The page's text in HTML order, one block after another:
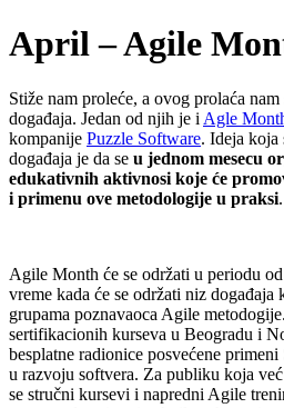
April – Agile
Stiže nam proleće, a ovog prolaća
događaja. Jedan od njih je i Agle
kompanije Puzzle Software. Ideja
događaja je da se u jednom mesecu
edukativnih aktivnosi koje će
i primenu ove metodologije u praksi.
Agile Month će se održati u periodu
vreme kada će se održati niz
grupama poznavaoca Agile
sertifikacionih kurseva u Beogradu i
besplatne radionice posvećene
u razvoju softvera. Za publiku koja
se stručni kursevi i napredni Agile